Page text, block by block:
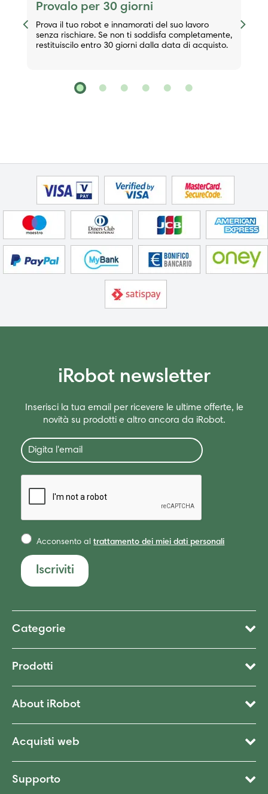
Previous
Provalo per 30 giorni
Prova il tuo robot e innamorati del suo lavoro
senza rischiare. Se non ti soddisfa completamente,
restituiscilo entro 30 giorni dalla data di acquisto.
Next
iRobot newsletter
Inserisci la tua email per ricevere le ultime offerte, le
novità su prodotti e altro ancora da iRobot.
Acconsento altrattamento dei miei dati personali
Iscriviti
Categorie
Prodotti
About iRobot
Acquisti web
Supporto